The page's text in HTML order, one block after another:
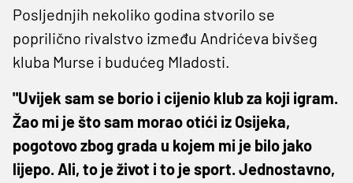
Posljednjih nekoliko godina stvorilo se
poprilično rivalstvo između Andrićeva bivšeg
kluba Murse i budućeg Mladosti.
"Uvijek sam se borio i cijenio klub za koji igram.
Žao mi je što sam morao otići iz Osijeka,
pogotovo zbog grada u kojem mi je bilo jako
lijepo. Ali, to je život i to je sport. Jednostavno,